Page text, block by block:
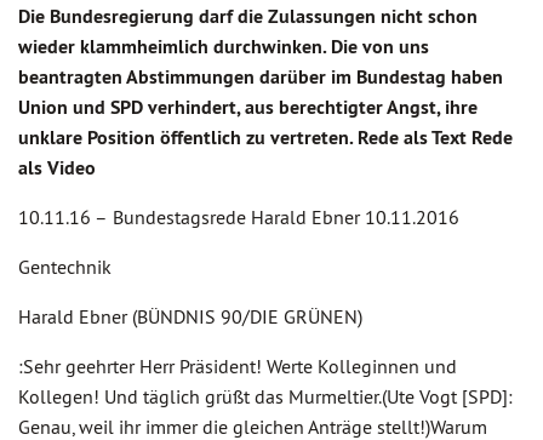
Die Bundesregierung darf die Zulassungen nicht schon
wieder klammheimlich durchwinken. Die von uns
beantragten Abstimmungen darüber im Bundestag haben
Union und SPD verhindert, aus berechtigter Angst, ihre
unklare Position öffentlich zu vertreten. Rede als Text Rede
als Video
10.11.16 – Bundestagsrede Harald Ebner 10.11.2016
Gentechnik
Harald Ebner (BÜNDNIS 90/DIE GRÜNEN)
:Sehr geehrter Herr Präsident! Werte Kolleginnen und
Kollegen! Und täglich grüßt das Murmeltier.(Ute Vogt [SPD]:
Genau, weil ihr immer die gleichen Anträge stellt!)Warum